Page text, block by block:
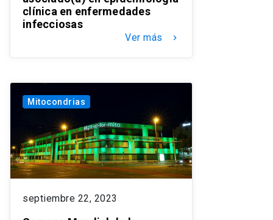
clínica en enfermedades
infecciosas
Ver más keyboard_arrow_right
Mitocondrias
septiembre 22, 2023